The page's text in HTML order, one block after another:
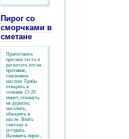
Пирог со
сморчками в
сметане
Приготовить
пресное тесто и
раскатать его на
противне,
смазанном
маслом. Грибы
отварить в
течение 15-20
минут, откинуть
на дуршлаг,
посолить,
обжарить в
масле. Влить
сметану и
остудить.
Начинить пирог...